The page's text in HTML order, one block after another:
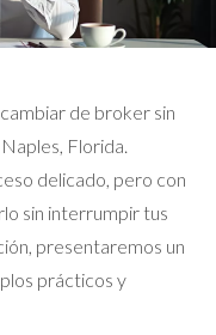
de broker sin
Florida.
delicado, pero con
sin interrumpir tus
presentaremos un
prácticos y